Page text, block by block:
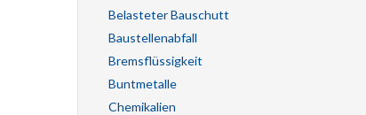
Belasteter Bauschutt
Baustellenabfall
Bremsflüssigkeit
Buntmetalle
Chemikalien